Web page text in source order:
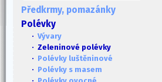
Předkrmy, pomazánky
Polévky
· Vývary
· Zeleninové polévky
· Polévky luštěninové
· Polévky s masem